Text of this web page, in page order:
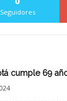
Seguidores
cumple 69